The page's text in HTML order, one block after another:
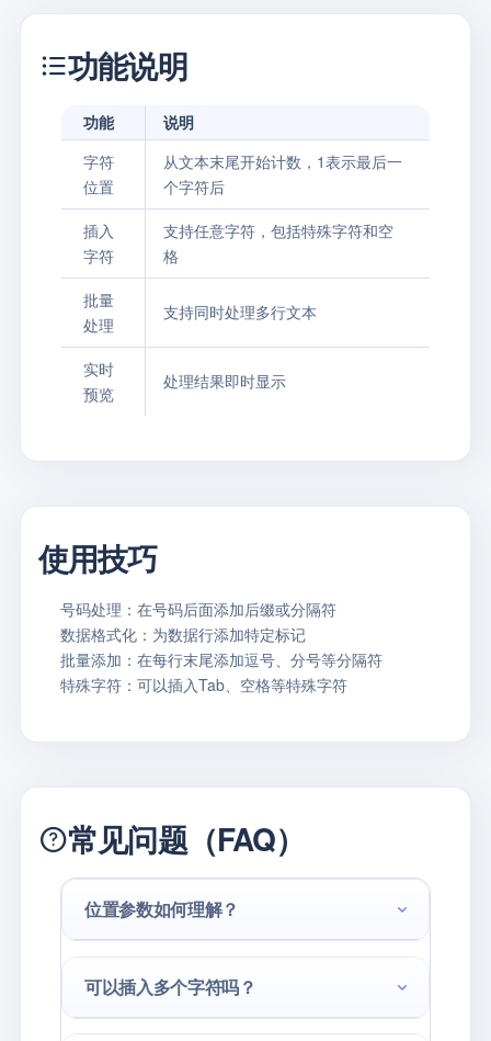
功能说明
功能
说明
字符
位置
从文本末尾开始计数，1表示最后一
个字符后
插入
字符
支持任意字符，包括特殊字符和空
格
批量
处理
支持同时处理多行文本
实时
预览
处理结果即时显示
使用技巧
号码处理： 在号码后面添加后缀或分隔符
数据格式化： 为数据行添加特定标记
批量添加： 在每行末尾添加逗号、分号等分隔符
特殊字符： 可以插入Tab、空格等特殊字符
常见问题（FAQ）
位置参数如何理解？
可以插入多个字符吗？